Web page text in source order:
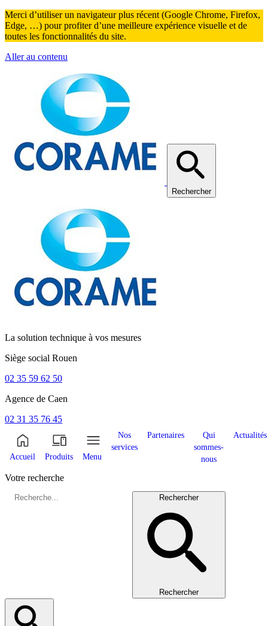
Merci d’utiliser un navigateur plus récent (Google Chrome, Firefox,
Edge, …) pour profiter d’une meilleure expérience visuelle et de
toutes les fonctionnalités du site.
Aller au contenu
Rechercher
La solution technique à vos mesures
Siège social Rouen
02 35 59 62 50
Agence de Caen
02 31 35 76 45
Accueil Produits Menu
Nos
services
Partenaires
Qui
sommes-
nous
Actualités
Votre recherche
Rechercher
Rechercher